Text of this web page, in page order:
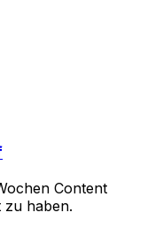
Content
haben.